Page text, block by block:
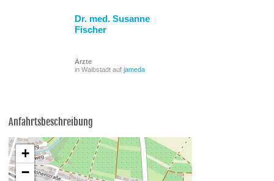
Dr. med. Susanne
Fischer
Ärzte
in Waibstadt auf jameda
Anfahrtsbeschreibung
+
−